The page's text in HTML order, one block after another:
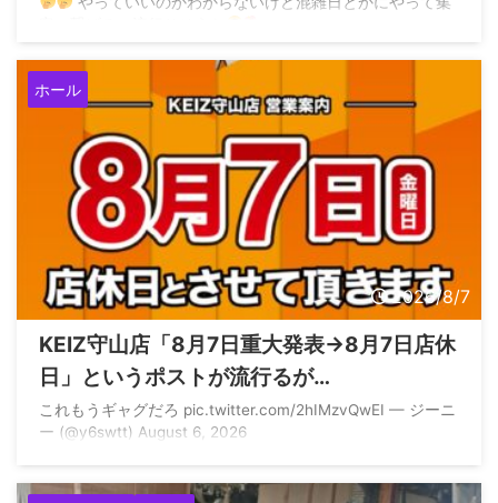
(@z3QM2EHwjP94458) August 7, 2026 &n ...
ホール
2026/8/7
KEIZ守山店「8月7日重大発表→8月7日店休
日」というポストが流行るが…
これもうギャグだろ pic.twitter.com/2hIMzvQwEI — ジーニ
ー (@y6swtt) August 6, 2026